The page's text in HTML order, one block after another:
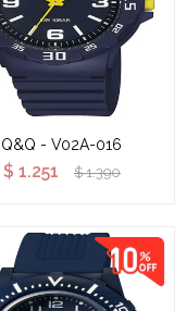
Q&Q - V02A-016
$ 1.251 $ 1.390